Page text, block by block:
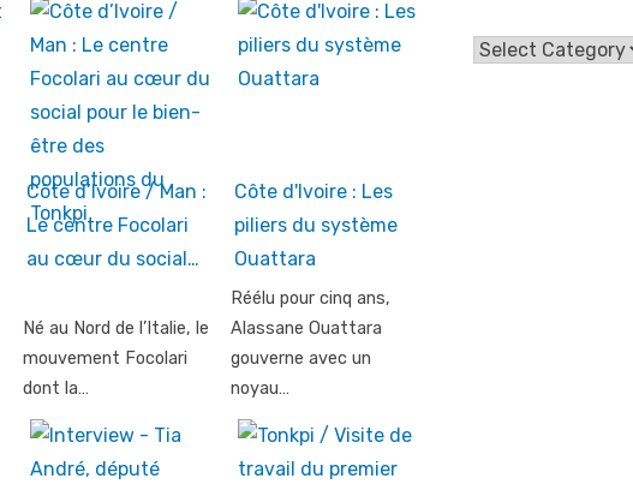
Côte d’Ivoire / Man :
Le centre Focolari
au cœur du social…
Né au Nord de l’Italie, le
mouvement Focolari
dont la…
Côte d'Ivoire : Les
piliers du système
Ouattara
Réélu pour cinq ans,
Alassane Ouattara
gouverne avec un
noyau…
Categories